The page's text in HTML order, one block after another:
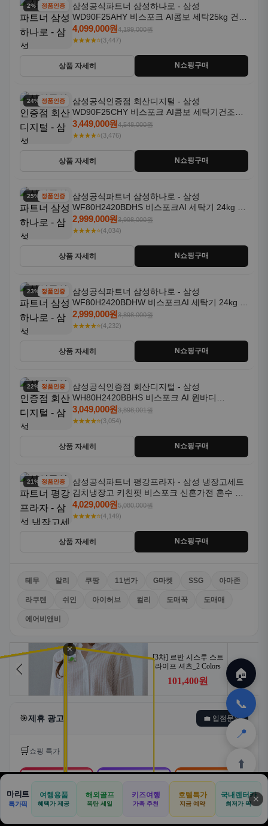
2% 할인정품인증
삼성공식파트너 삼성하나로 - 삼성
WD90F25AHY 비스포크 AI콤보 세탁25kg 건조
18kg 자동문열림 1등급
4,099,000원4,199,000원
★★★★⭐(3,447)
상품 자세히 N쇼핑구매
24% 할인정품인증
삼성공식인증점 회산디지털 - 삼성
WD90F25CHY 비스포크 AI콤보 세탁기건조기
일체형 25kg+18kg 1등급
3,449,000원4,548,000원
★★★★⭐(3,476)
상품 자세히 N쇼핑구매
25% 할인정품인증
삼성공식파트너 삼성하나로 - 삼성
WF80H2420BDHS 비스포크AI 세탁기 24kg 건
조기 20kg 세제자동투입
2,999,000원3,998,000원
★★★★⭐(4,034)
상품 자세히 N쇼핑구매
23% 할인정품인증
삼성공식파트너 삼성하나로 - 삼성
WF80H2420BDHW 비스포크AI 세탁기 24kg 건
조기 20kg 세제자동투입
2,999,000원3,898,000원
★★★★⭐(4,232)
상품 자세히 N쇼핑구매
22% 할인정품인증
삼성공식인증점 회산디지털 - 삼성
WH80H2420BBHS 비스포크 AI 원바디
24kg+20kg 세제자동투입 1등급
3,049,000원3,898,001원
★★★★⭐(3,054)
상품 자세히 N쇼핑구매
21% 할인정품인증
삼성공식파트너 평강프라자 - 삼성 냉장고세트
김치냉장고 키친핏 비스포크 신혼가전 혼수 입
주가전 빌트인 화이트
4,029,000원5,080,000원
★★★★⭐(4,149)
상품 자세히 N쇼핑구매
테무 알리 쿠팡 11번가 G마켓 SSG 아마존
라쿠텐 쉬인 아이허브 컬리 도매꾹 도매매
에어비앤비
🎯제휴 광고 💼 입점문의
🛒 쇼핑 특가
🛒
쿠팡
로켓배송·특가
📦
알리익스프레스
🎁
테무
초저가·무료배송
🏠
✈️
공항
⛳
📋
🛒
쿠팡
🎁
테무
🏠
📞
📍
⬆️
🏠 📝
견적
🚐
기사등록
🛒
아마존
✕
마리트
특가픽
여행용품
혜택가 제공
해외골프
폭탄 세일
키즈여행
가족 추천
호텔특가
지금 예약
국내렌터카
최저가 픽 ✕